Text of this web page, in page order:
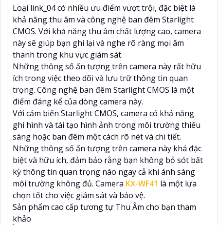
Loại link_04 có nhiều ưu điểm vượt trội, đặc biệt là
khả năng thu âm và công nghệ ban đêm Starlight
CMOS. Với khả năng thu âm chất lượng cao, camera
này sẽ giúp bạn ghi lại và nghe rõ ràng mọi âm
thanh trong khu vực giám sát.
Những thông số ấn tượng trên camera này rất hữu
ích trong việc theo dõi và lưu trữ thông tin quan
trọng. Công nghệ ban đêm Starlight CMOS là một
điểm đáng kể của dòng camera này.
Với cảm biến Starlight CMOS, camera có khả năng
ghi hình và tái tạo hình ảnh trong môi trường thiếu
sáng hoặc ban đêm một cách rõ nét và chi tiết.
Những thông số ấn tượng trên camera này khá đặc
biệt và hữu ích, đảm bảo rằng bạn không bỏ sót bất
kỳ thông tin quan trọng nào ngay cả khi ánh sáng
môi trường không đủ. Camera KX-WF41 là một lựa
chọn tốt cho việc giám sát và bảo vệ.
Sản phẩm cao cấp tương tự Thu Âm cho bạn tham
khảo